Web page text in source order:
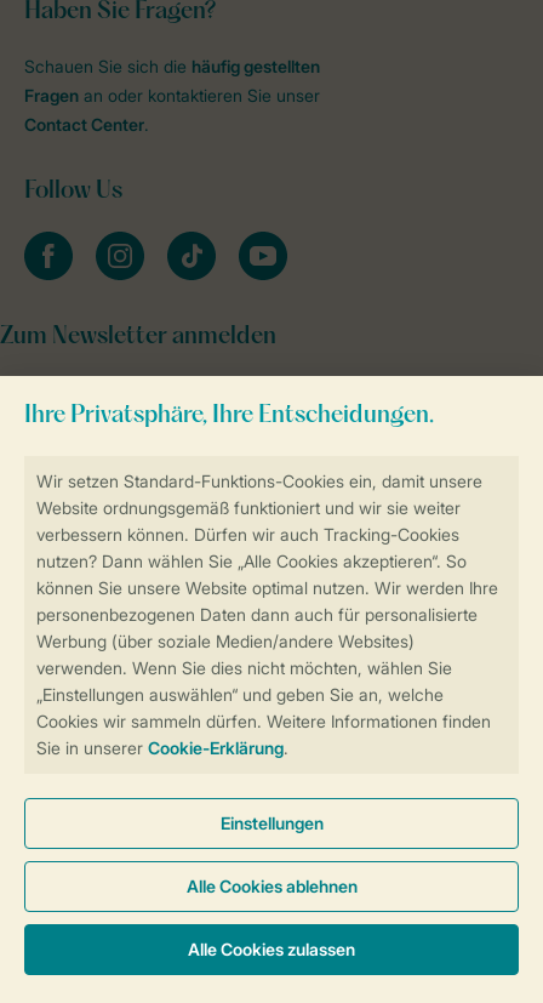
Sicherstellung Deiner Privatsphäre
Sicher und schnell zur Online-Buchung
Sichere Datenübertragung
Sicheres Bezahlen
Haben Sie Fragen?
Schauen Sie sich die häufig gestellten
Fragen an oder kontaktieren Sie unser
Contact Center.
Follow Us
facebookinstagramtiktok youtube
Zum Newsletter anmelden
Cookies und Banner
Barrierefreiheit
© 2026 Landal GreenParks GmbH